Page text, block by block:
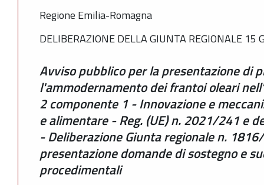
Regione Emilia-Romagna
DELIBERAZIONE DELLA GIUNTA REGIONALE 15
Avviso pubblico per la presentazione di
l'ammodernamento dei frantoi oleari
2 componente 1 - Innovazione e
e alimentare - Reg. (UE) n. 2021/241 e
- Deliberazione Giunta regionale n.
presentazione domande di sostegno e
procedimentali